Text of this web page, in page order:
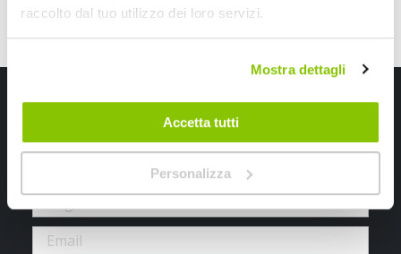
raccolto dal tuo utilizzo dei loro servizi.
Mostra dettagli
Accetta tutti
Personalizza
Iscriviti alla newsletter Speedup